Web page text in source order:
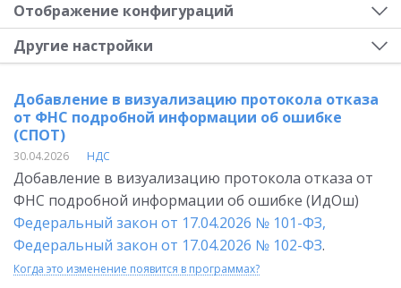
Добавление в визуализацию протокола отказа
от ФНС подробной информации об ошибке
(СПОТ)
30.04.2026 НДС
Добавление в визуализацию протокола отказа от
ФНС подробной информации об ошибке (ИдОш)
Федеральный закон от 17.04.2026 № 101-ФЗ,
Федеральный закон от 17.04.2026 № 102-ФЗ.
Когда это изменение появится в программах?
Отображение конфигураций
Другие настройки